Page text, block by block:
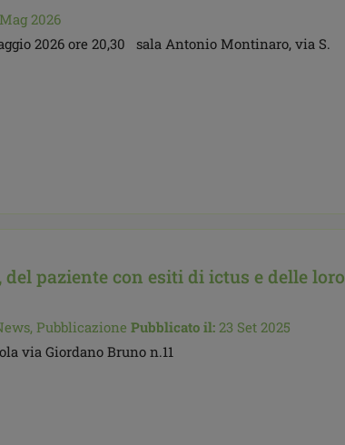
2026
2026 ore 20,30 sala Antonio Montinaro, via S.
del paziente con esiti di ictus e delle loro
Pubblicazione Pubblicato il: 23 Set 2025
via Giordano Bruno n.11